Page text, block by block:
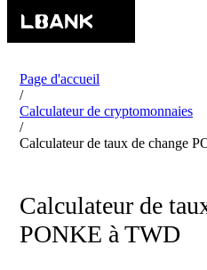
Page d'accueil
/
Calculateur de cryptomonnaies
/
Calculateur de taux de change
Calculateur de
PONKE à TWD